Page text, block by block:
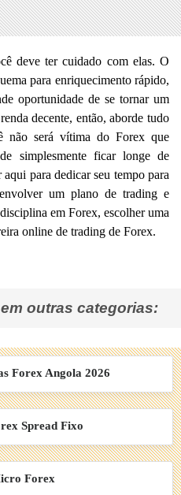
deve ter cuidado com elas. O
para enriquecimento rápido,
oportunidade de se tornar um
decente, então, aborde tudo
não será vítima do Forex que
simplesmente ficar longe de
para dedicar seu tempo para
um plano de trading e
em Forex, escolher uma
online de trading de Forex.
outras categorias:
Forex Angola 2026
Spread Fixo
Forex